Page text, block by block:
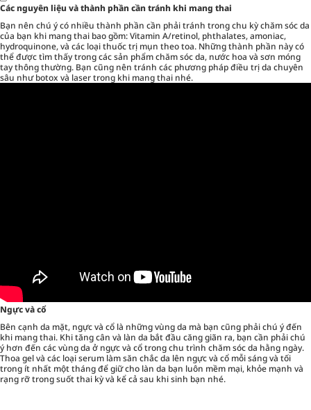
Các nguyên liệu và thành phần cần tránh khi mang thai
Bạn nên chú ý có nhiều thành phần cần phải tránh trong chu kỳ chăm sóc da
của bạn khi mang thai bao gồm: Vitamin A/retinol, phthalates, amoniac,
hydroquinone, và các loại thuốc trị mụn theo toa. Những thành phần này có
thể được tìm thấy trong các sản phẩm chăm sóc da, nước hoa và sơn móng
tay thông thường. Bạn cũng nên tránh các phương pháp điều trị da chuyên
sâu như botox và laser trong khi mang thai nhé.
Ngực và cổ
Bên cạnh da mặt, ngực và cổ là những vùng da mà bạn cũng phải chú ý đến
khi mang thai. Khi tăng cân và làn da bắt đầu căng giãn ra, bạn cần phải chú
ý hơn đến các vùng da ở ngực và cổ trong chu trình chăm sóc da hằng ngày.
Thoa gel và các loại serum làm săn chắc da lên ngực và cổ mỗi sáng và tối
trong ít nhất một tháng để giữ cho làn da bạn luôn mềm mại, khỏe mạnh và
rạng rỡ trong suốt thai kỳ và kể cả sau khi sinh bạn nhé.